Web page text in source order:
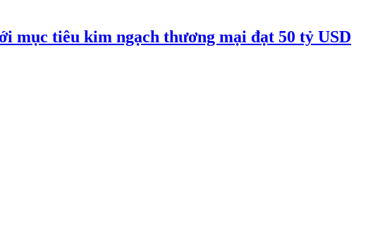
mục tiêu kim ngạch thương mại đạt 50 tỷ USD